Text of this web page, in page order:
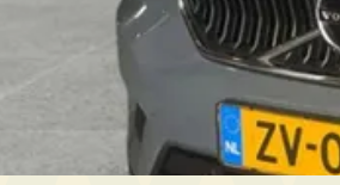
dagen geleden geplaatst
aanbieding →